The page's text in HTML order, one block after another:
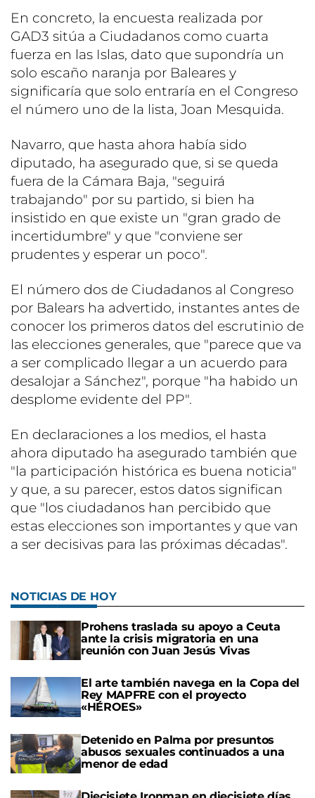
En concreto, la encuesta realizada por
GAD3 sitúa a Ciudadanos como cuarta
fuerza en las Islas, dato que supondría un
solo escaño naranja por Baleares y
significaría que solo entraría en el Congreso
el número uno de la lista, Joan Mesquida.
Navarro, que hasta ahora había sido
diputado, ha asegurado que, si se queda
fuera de la Cámara Baja, "seguirá
trabajando" por su partido, si bien ha
insistido en que existe un "gran grado de
incertidumbre" y que "conviene ser
prudentes y esperar un poco".
El número dos de Ciudadanos al Congreso
por Balears ha advertido, instantes antes de
conocer los primeros datos del escrutinio de
las elecciones generales, que "parece que va
a ser complicado llegar a un acuerdo para
desalojar a Sánchez", porque "ha habido un
desplome evidente del PP".
En declaraciones a los medios, el hasta
ahora diputado ha asegurado también que
"la participación histórica es buena noticia"
y que, a su parecer, estos datos significan
que "los ciudadanos han percibido que
estas elecciones son importantes y que van
a ser decisivas para las próximas décadas".
NOTICIAS DE HOY
Prohens traslada su apoyo a Ceuta
ante la crisis migratoria en una
reunión con Juan Jesús Vivas
El arte también navega en la Copa del
Rey MAPFRE con el proyecto
«HÉROES»
Detenido en Palma por presuntos
abusos sexuales continuados a una
menor de edad